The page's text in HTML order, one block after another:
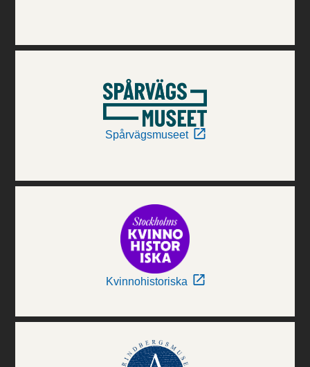
Spårvägsmuseet
Kvinnohistoriska